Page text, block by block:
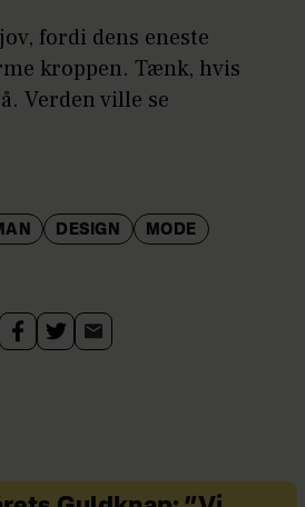
fordi dens eneste
kroppen. Tænk, hvis
Verden ville se
DESIGN MODE